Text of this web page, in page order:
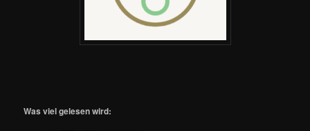
Was viel gelesen wird: